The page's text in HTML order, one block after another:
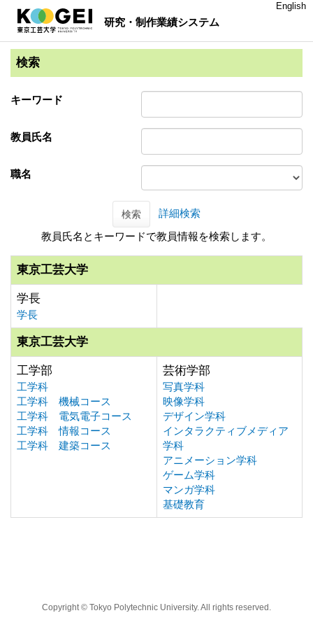
研究・制作業績システム
English
検索
キーワード
教員氏名
職名
検索
詳細検索
教員氏名とキーワードで教員情報を検索します。
東京工芸大学
学長
学長
東京工芸大学
工学部
工学科
工学科 機械コース
工学科 電気電子コース
工学科 情報コース
工学科 建築コース
芸術学部
写真学科
映像学科
デザイン学科
インタラクティブメディア
学科
アニメーション学科
ゲーム学科
マンガ学科
基礎教育
Copyright © Tokyo Polytechnic University. All rights reserved.